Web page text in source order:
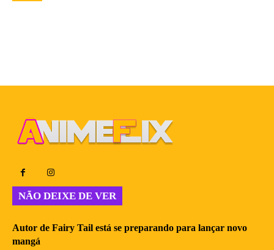
NÃO DEIXE DE VER
Autor de Fairy Tail está se preparando para lançar novo
mangá